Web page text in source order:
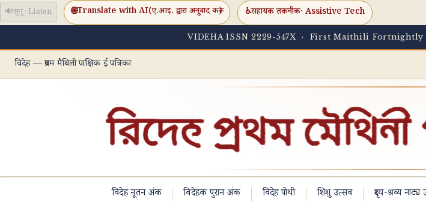
🔊सुनू · Listen 🌐Translate with AI(ए.आइ. द्वारा अनुवाद करू) ♿सहायक तकनीक· Assistive Tech
VIDEHA ISSN 2229-547X · First Maithili
विदेह — प्रथम मैथिली पाक्षिक ई पत्रिका
विदेह नूतन अंक विदेहक पुरान अंक विदेह पोथी शिशु उत्सव दृश्य-श्रव्य